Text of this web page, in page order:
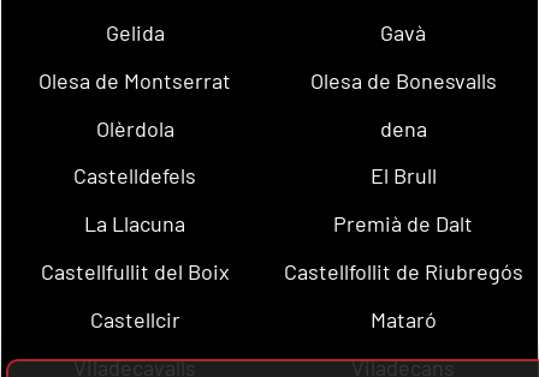
Gelida
Gavà
Olesa de Montserrat
Olesa de Bonesvalls
Olèrdola
dena
Castelldefels
El Brull
La Llacuna
Premià de Dalt
Castellfullit del Boix
Castellfollit de Riubregós
Castellcir
Mataró
Viladecavalls
Viladecans